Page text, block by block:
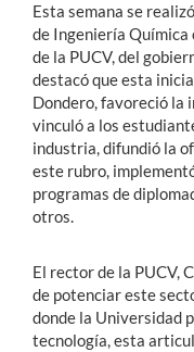
Esta semana se
de Ingeniería
de la PUCV, del
destacó que esta
Dondero, favoreció la
vinculó a los
industria, difundió la
este rubro,
programas de
otros.
El rector de la PUCV,
de potenciar este
donde la Universidad
tecnología, esta